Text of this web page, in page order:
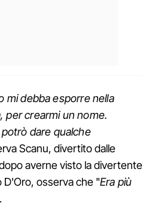
mi debba esporre nella
per crearmi un nome.
dare qualche
Scanu, divertito dalle
averne visto la divertente
D'Oro, osserva che "Era più